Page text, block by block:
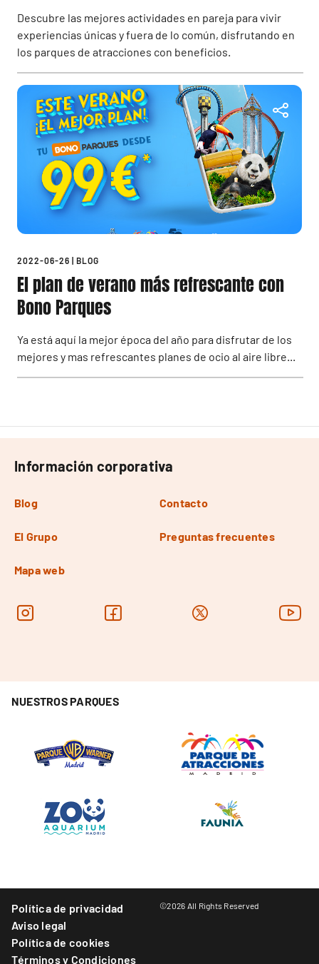
Descubre las mejores actividades en pareja para vivir
experiencias únicas y fuera de lo común, disfrutando en
los parques de atracciones con beneficios.
2022-06-26 BLOG
El plan de verano más refrescante con
Bono Parques
Ya está aquí la mejor época del año para disfrutar de los
mejores y mas refrescantes planes de ocio al aire libre...
Información corporativa
Blog Contacto
El Grupo Preguntas frecuentes
Mapa web
NUESTROS PARQUES
Política de privacidad
Aviso legal
Política de cookies
Términos y Condiciones
©2026 All Rights Reserved